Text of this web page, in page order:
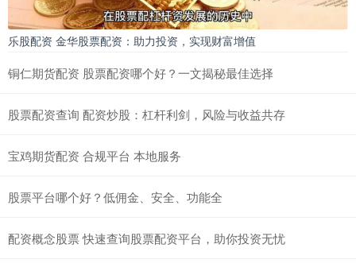
乐股配资 金华股票配资：助力投资，实现财富增值
铜仁期货配资 股票配资哪个好？一文揭秘最佳选择
股票配资查询 配资炒股：杠杆利剑，风险与收益共存
宝鸡期货配资 合规平台 本地服务
股票平台哪个好？低佣金、安全、功能全
配资概念股票 快速查询股票配资平台，助你投资无忧